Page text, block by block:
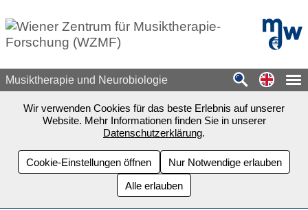
mdw -
Musiktherapie und Neurobiologie
Wir verwenden Cookies für das beste Erlebnis auf unserer
Website. Mehr Informationen finden Sie in unserer
Datenschutzerklärung.
Cookie-Einstellungen öffnen
Nur Notwendige erlauben
Alle erlauben